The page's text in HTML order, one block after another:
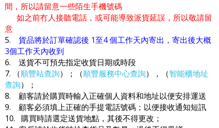
間，所以請留意一些陌生手機號碼
如之前冇人接聽電話，或可能導致派貨延誤，所以敬請留
意
5. 貨品將於訂單確認後 1至4 個工作天內寄出，寄出後大概
3個工作天內收到
6. 送貨不可預先指定收貨日期或時段
7. （順豐站查詢）；（順豐服務中心查詢），（智能櫃地址
查詢）；
8. 顧客請於購買時輸入正確個人資料和地址以便安排運送
9. 顧客必須填上正確的手提電話號碼；以便接收通知短訊
10. 購買時請選定送貨地點，其後不得更改；